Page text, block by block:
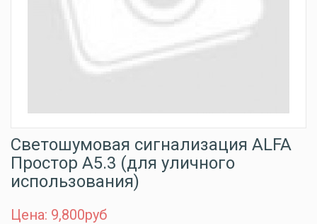
Светошумовая сигнализация ALFA
Простор А5.3 (для уличного
использования)
Цена: 9,800руб